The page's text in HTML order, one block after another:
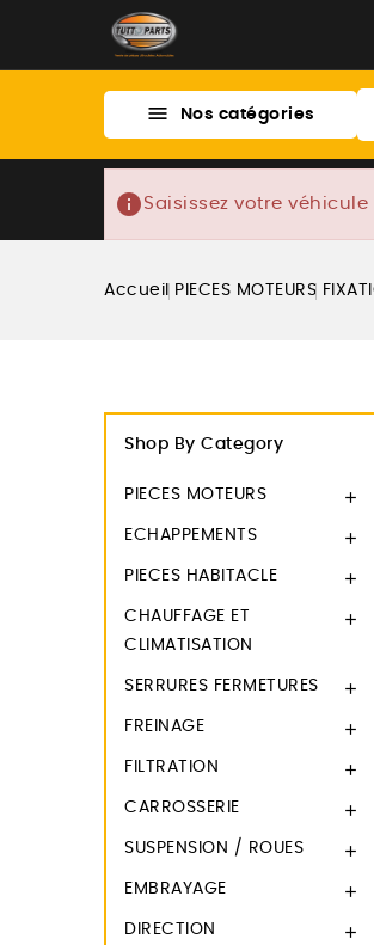
 Nos catégories
info Saisissez votre
Accueil PIECES MOTEURS
Shop By Category
PIECES MOTEURS 
ECHAPPEMENTS 
PIECES HABITACLE 
CHAUFFAGE ET
CLIMATISATION

SERRURES FERMETURES 
FREINAGE 
FILTRATION 
CARROSSERIE 
SUSPENSION / ROUES 
EMBRAYAGE 
DIRECTION 